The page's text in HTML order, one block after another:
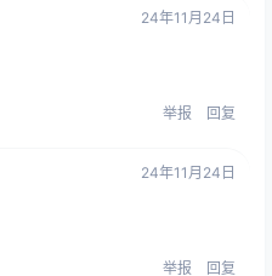
24年11月24日
举报 回复
24年11月24日
举报 回复